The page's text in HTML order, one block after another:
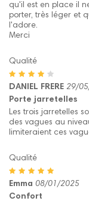
qu'il est en place il
porter, très léger et
l'adore.
Merci
Qualité
DANIEL FRERE 29/
Porte jarretelles
Les trois jarretelles
des vagues au
limiteraient ces
Qualité
Emma 08/01/2025
Confort